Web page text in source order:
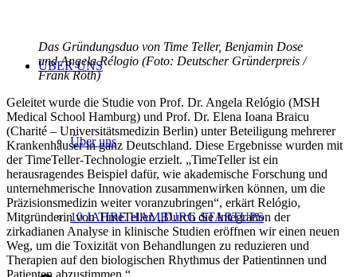
ÜBER UNS
Über uns
10 JAHRE HAMBURG STARTUPS
Das Gründungsduo von Time Teller, Benjamin Dose
und Angela Rélogio (Foto: Deutscher Gründerpreis /
Frank Röth)
Geleitet wurde die Studie von Prof. Dr. Angela Relógio (MSH
Medical School Hamburg) und Prof. Dr. Elena Ioana Braicu
(Charité – Universitätsmedizin Berlin) unter Beteiligung mehrerer
Krankenhäuser in ganz Deutschland. Diese Ergebnisse wurden mit
der TimeTeller-Technologie erzielt. „TimeTeller ist ein
herausragendes Beispiel dafür, wie akademische Forschung und
unternehmerische Innovation zusammenwirken können, um die
Präzisionsmedizin weiter voranzubringen“, erkärt Relógio,
Mitgründerin von TimeTeller. „Durch die Integration der
zirkadianen Analyse in klinische Studien eröffnen wir einen neuen
Weg, um die Toxizität von Behandlungen zu reduzieren und
Therapien auf den biologischen Rhythmus der Patientinnen und
Patienten abzustimmen.“